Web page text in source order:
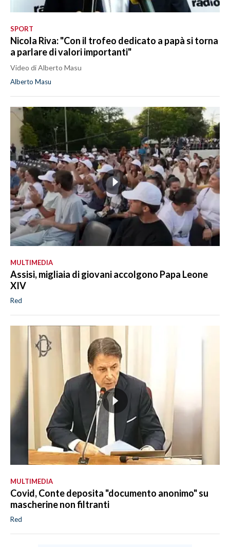
SPORT
Nicola Riva: "Con il trofeo dedicato a papà si torna
a parlare di valori importanti"
Video di Alberto Masu
Alberto Masu
MULTIMEDIA
Assisi, migliaia di giovani accolgono Papa Leone
XIV
Red
MULTIMEDIA
Covid, Conte deposita "documento anonimo" su
mascherine non filtranti
Red